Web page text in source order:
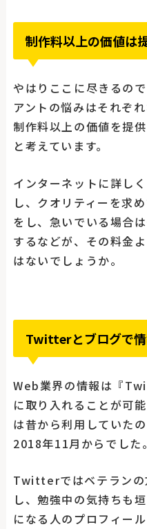
制作料以上の価値は
やはりここに尽きるの
アントの悩みはそれぞ
制作料以上の価値を提
と考えています。
インターネットに詳し
し、クオリティーを求
をし、急いでいる場合
するなどが、その料金
はないでしょうか。
Twitterとブログで
Web業界の情報は『
に取り入れることが可
は昔から利用していた
2018年11月からでした。
Twitterではベテランの
し、勉強中の気持ちも
になる人のプロフィー